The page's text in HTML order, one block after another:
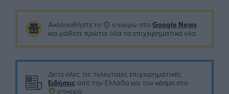
Ακολουθήστε το στο Google News
και μάθετε πρώτοι όλα τα επιχειρηματικά νέα
Δείτε όλες τις τελευταίες επιχειρηματικές
Ειδήσεις από την Ελλάδα και τον κόσμο στο